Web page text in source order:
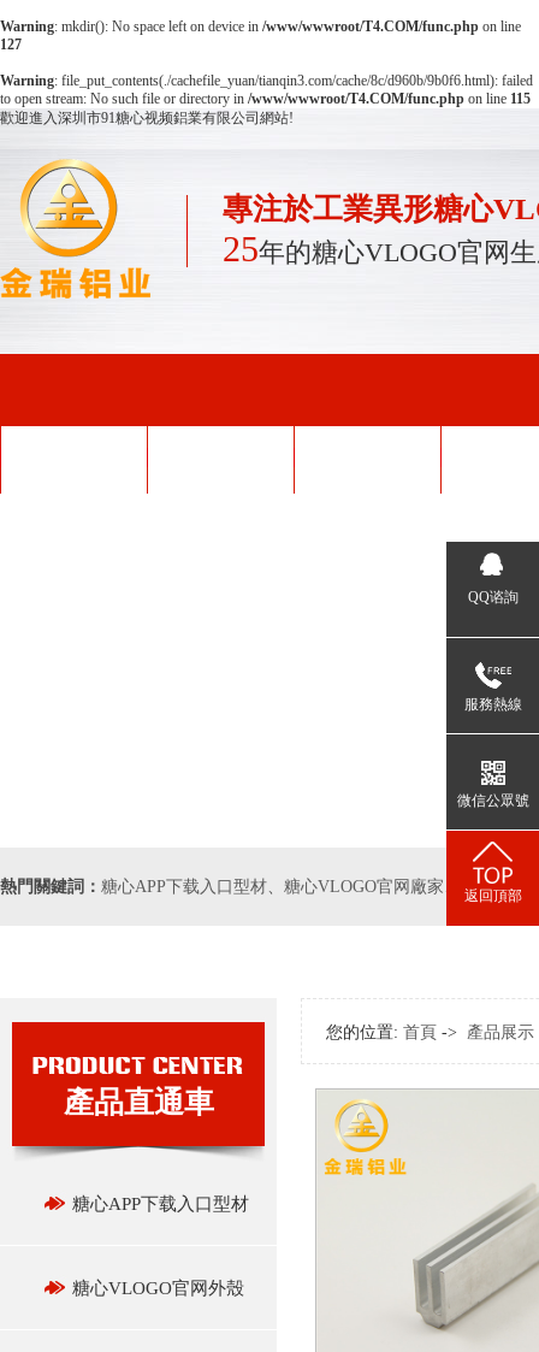
Warning: mkdir(): No space left on device in /www/wwwroot/T4.COM/func.php on line
127
Warning: file_put_contents(./cachefile_yuan/tianqin3.com/cache/8c/d960b/9b0f6.html): failed
to open stream: No such file or directory in /www/wwwroot/T4.COM/func.php on line 115
歡迎進入深圳市91糖心视频鋁業有限公司網站!
專注於工業異形糖心
25年的糖心VLOGO官网
熱門關鍵詞： 糖心APP下载入口型材、 糖心VLOGO官网廠家、 工業糖心
產品直通車
糖心APP下载入口型材
糖心VLOGO官网外殼
您的位置: 首頁 -> 產品展示
QQ谘詢
服務熱線
微信公眾號
返回頂部